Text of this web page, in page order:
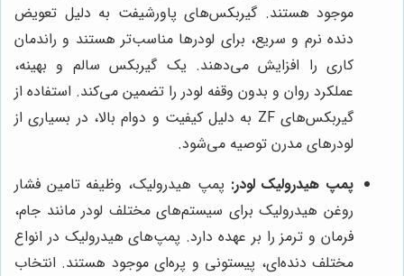
موجود هستند. گیربکس‌های پاورشیفت به دلیل تعویض
دنده نرم و سریع، برای لودرها مناسب‌تر هستند و راندمان
کاری را افزایش می‌دهند. یک گیربکس سالم و بهینه،
عملکرد روان و بدون وقفه لودر را تضمین می‌کند. استفاده از
گیربکس‌های ZF به دلیل کیفیت و دوام بالا، در بسیاری از
لودرهای مدرن توصیه می‌شود.
پمپ هیدرولیک لودر: پمپ هیدرولیک، وظیفه تامین فشار
روغن هیدرولیک برای سیستم‌های مختلف لودر مانند جام،
فرمان و ترمز را بر عهده دارد. پمپ‌های هیدرولیک در انواع
مختلف دنده‌ای، پیستونی و پره‌ای موجود هستند. انتخاب